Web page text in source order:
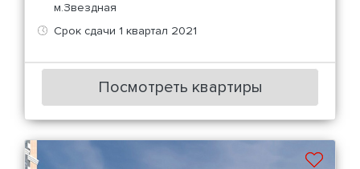
м.Звездная
Срок сдачи 1 квартал 2021
Посмотреть квартиры